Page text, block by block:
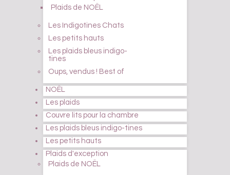
Plaids de NOËL
Les Indigotines Chats
Les petits hauts
Les plaids bleus indigo-
tines
Oups, vendus ! Best of
NOËL
Les plaids
Couvre lits pour la chambre
Les plaids bleus indigo-tines
Les petits hauts
Plaids d'exception
Plaids de NOËL